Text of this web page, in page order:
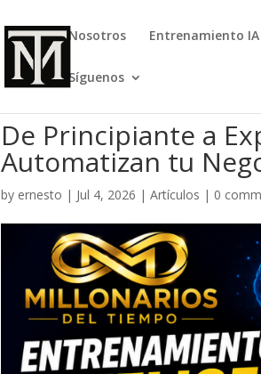
Nosotros Entrenamiento IA
Síguenos
De Principiante a
Automatizan tu
by ernesto | Jul 4, 2026 |Artículos | 0